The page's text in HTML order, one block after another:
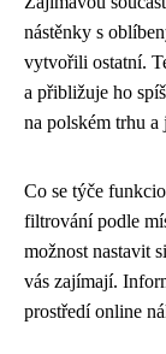
nástěnky s
vytvořili ostatní.
a přibližuje ho
na polském trhu
Co se týče
filtrování podle
možnost nastavit
vás zajímají.
prostředí online